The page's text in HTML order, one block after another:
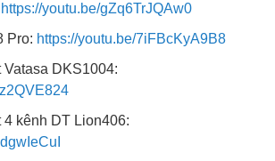
https://youtu.be/gZq6TrJQAw0
Pro: https://youtu.be/7iFBcKyA9B8
DKS1004:
kênh DT Lion406: